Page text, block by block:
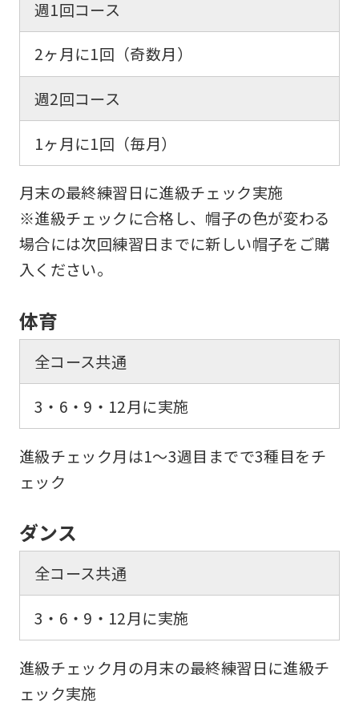
週1回コース
2ヶ月に1回（奇数月）
週2回コース
1ヶ月に1回（毎月）
月末の最終練習日に進級チェック実施
※進級チェックに合格し、帽子の色が変わる
場合には次回練習日までに新しい帽子をご購
入ください。
体育
全コース共通
3・6・9・12月に実施
進級チェック月は1～3週目までで3種目をチ
ェック
ダンス
全コース共通
3・6・9・12月に実施
進級チェック月の月末の最終練習日に進級チ
ェック実施
the
Japanese
of
will
be
translated
not
be
an
accurate
from
the
original